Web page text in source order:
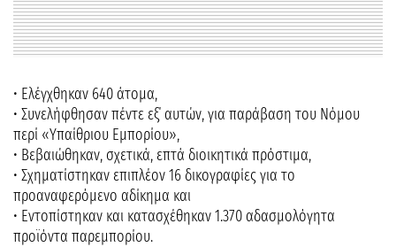
• Ελέγχθηκαν 640 άτομα,
• Συνελήφθησαν πέντε εξ΄ αυτών, για παράβαση του Νόμου
περί «Υπαίθριου Εμπορίου»,
• Βεβαιώθηκαν, σχετικά, επτά διοικητικά πρόστιμα,
• Σχηματίστηκαν επιπλέον 16 δικογραφίες για το
προαναφερόμενο αδίκημα και
• Εντοπίστηκαν και κατασχέθηκαν 1.370 αδασμολόγητα
προϊόντα παρεμπορίου.